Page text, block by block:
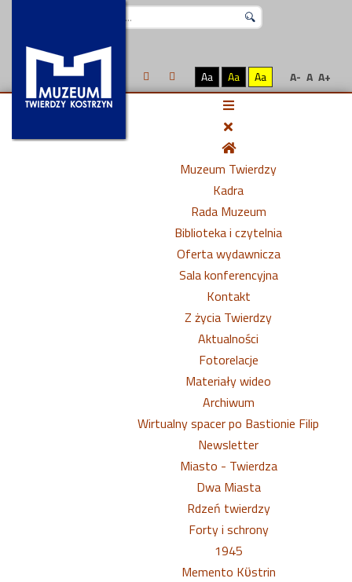
Aa Aa Aa A- A A+
Muzeum Twierdzy
Kadra
Rada Muzeum
Biblioteka i czytelnia
Oferta wydawnicza
Sala konferencyjna
Kontakt
Z życia Twierdzy
Aktualności
Fotorelacje
Materiały wideo
Archiwum
Wirtualny spacer po Bastionie Filip
Newsletter
Miasto - Twierdza
Dwa Miasta
Rdzeń twierdzy
Forty i schrony
1945
Memento Kϋstrin